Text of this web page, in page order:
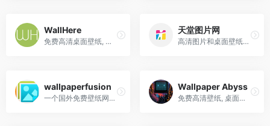
WallHere
免费高清桌面壁纸, 世界著名的壁纸网站,需注册后下载
天堂图片网
高清图片和桌面壁纸免费下载
wallpaperfusion
一个国外免费壁纸网站，以风景壁纸居多
Wallpaper Abyss
免费高清壁纸, 桌面背景